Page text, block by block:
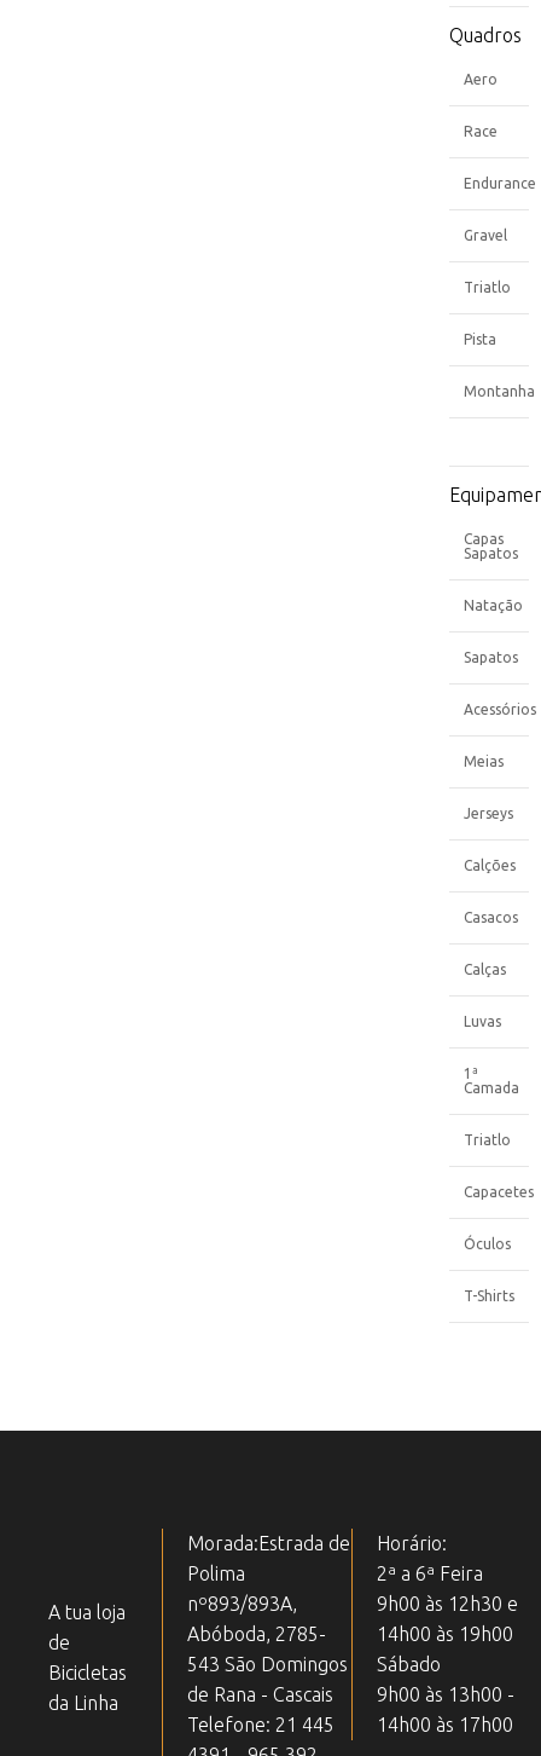
Quadros
Aero
Race
Endurance
Gravel
Triatlo
Pista
Montanha
Capas
Sapatos
Natação
Sapatos
Acessórios
Meias
Jerseys
Calções
Casacos
Calças
Luvas
1ª
Camada
Triatlo
Capacetes
Óculos
T-Shirts
A tua loja
de
Bicicletas
da Linha
Horário:
2ª a 6ª Feira
9h00 às 12h30 e
14h00 às 19h00
Sábado
9h00 às 13h00 -
14h00 às 17h00
Morada:Estrada de
Polima
nº893/893A,
Abóboda, 2785-
543 São Domingos
de Rana - Cascais
Telefone: 21 445